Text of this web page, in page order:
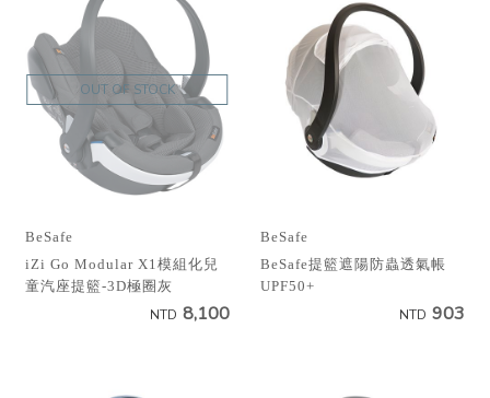
OUT OF STOCK
BeSafe
iZi Go Modular X1模組化兒
童汽座提籃-3D極圈灰
NTD 8,100
BeSafe
BeSafe提籃遮陽防蟲透氣帳
UPF50+
NTD 903